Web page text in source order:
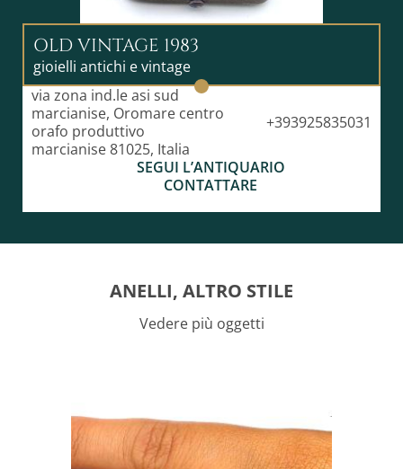
OLD VINTAGE 1983
gioielli antichi e vintage
via zona ind.le asi sud
marcianise, Oromare centro
orafo produttivo
marcianise 81025, Italia
+393925835031
SEGUI L’ANTIQUARIO
CONTATTARE
ANELLI, ALTRO STILE
Vedere più oggetti